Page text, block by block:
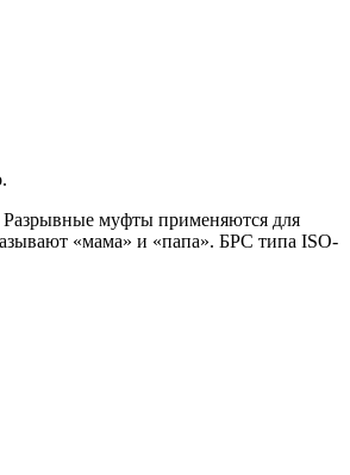
Разрывные муфты применяются для
«мама» и «папа». БРС типа ISO-